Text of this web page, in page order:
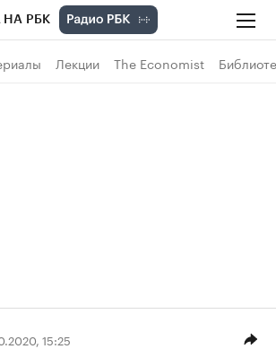
НА РБК
Лекции The Economist
15:25